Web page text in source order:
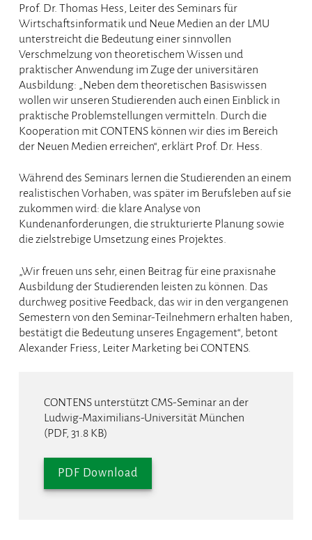
Prof. Dr. Thomas Hess, Leiter des Seminars für
Wirtschaftsinformatik und Neue Medien an der LMU
unterstreicht die Bedeutung einer sinnvollen
Verschmelzung von theoretischem Wissen und
praktischer Anwendung im Zuge der universitären
Ausbildung: „Neben dem theoretischen Basiswissen
wollen wir unseren Studierenden auch einen Einblick in
praktische Problemstellungen vermitteln. Durch die
Kooperation mit CONTENS können wir dies im Bereich
der Neuen Medien erreichen“, erklärt Prof. Dr. Hess.
Während des Seminars lernen die Studierenden an einem
realistischen Vorhaben, was später im Berufsleben auf sie
zukommen wird: die klare Analyse von
Kundenanforderungen, die strukturierte Planung sowie
die zielstrebige Umsetzung eines Projektes.
„Wir freuen uns sehr, einen Beitrag für eine praxisnahe
Ausbildung der Studierenden leisten zu können. Das
durchweg positive Feedback, das wir in den vergangenen
Semestern von den Seminar-Teilnehmern erhalten haben,
bestätigt die Bedeutung unseres Engagement“, betont
Alexander Friess, Leiter Marketing bei CONTENS.
CONTENS unterstützt CMS-Seminar an der
Ludwig-Maximilians-Universität München
(PDF, 31.8 KB)
PDF Download